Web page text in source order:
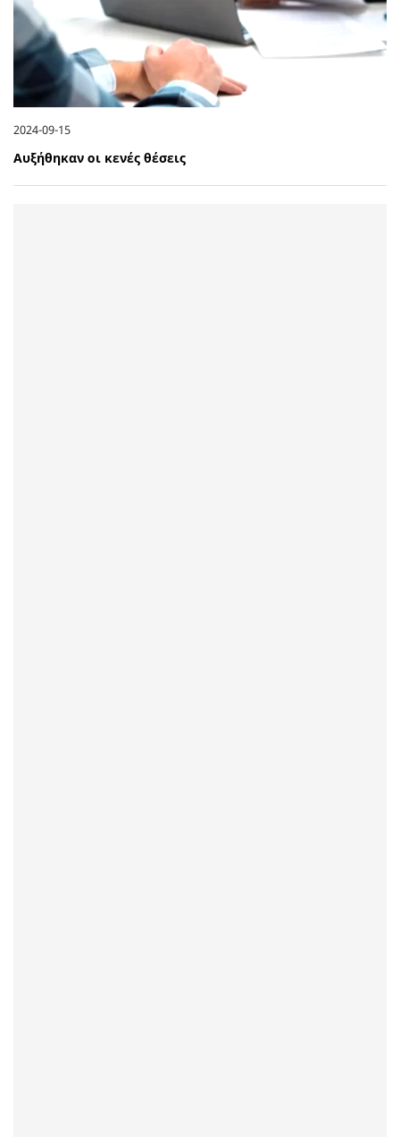
2024-09-15
Αυξήθηκαν οι κενές θέσεις